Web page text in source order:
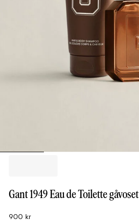
Gant 1949 Eau de Toilette gåvoset
900 kr